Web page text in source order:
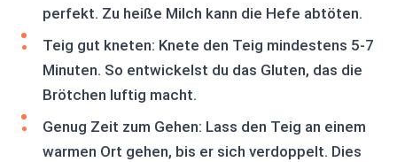
perfekt. Zu heiße Milch kann die Hefe abtöten.
Teig gut kneten: Knete den Teig mindestens 5-7
Minuten. So entwickelst du das Gluten, das die
Brötchen luftig macht.
Genug Zeit zum Gehen: Lass den Teig an einem
warmen Ort gehen, bis er sich verdoppelt. Dies